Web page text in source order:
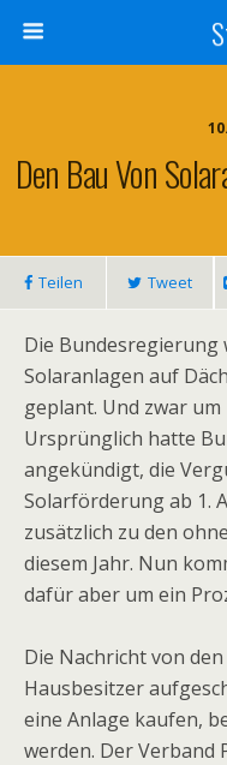
Den Bau Von
Teilen Tweet
Die Bundesregierung
Solaranlagen auf
geplant. Und zwar um
Ursprünglich hatte
angekündigt, die
Solarförderung ab 1.
zusätzlich zu den
diesem Jahr. Nun
dafür aber um ein
Die Nachricht von
Hausbesitzer
eine Anlage kaufen,
werden. Der Verband